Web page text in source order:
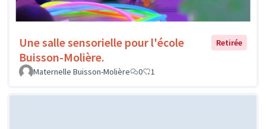
Une salle sensorielle pour l'école
Buisson-Molière.
Retirée
Maternelle Buisson-Molière 0 1